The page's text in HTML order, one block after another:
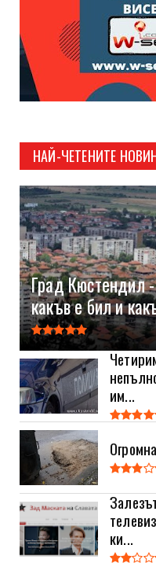
НАЙ-ЧЕТЕНИТЕ
Град Кюстендил
какъв е бил и
им...
ки...